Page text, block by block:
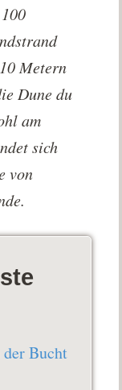
Metern
Dune du
am
sich
von
Bucht